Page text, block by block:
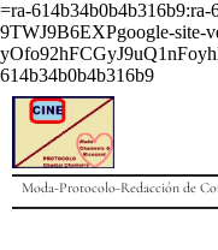
=ra-614b34b0b4b316b9:ra-
9TWJ9B6EXPgoogle-site-
614b34b0b4b316b9
Moda-Protocolo-Redacción de